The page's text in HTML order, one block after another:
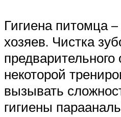
Гигиена питомца –
хозяев. Чистка
предварительного
некоторой
вызывать
гигиены